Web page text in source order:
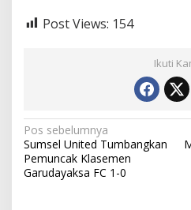
Post Views: 154
Ikuti
N
a
v
Pos sebelumnya
Sumsel United Tumbangkan
Pemuncak Klasemen
Garudayaksa FC 1-0